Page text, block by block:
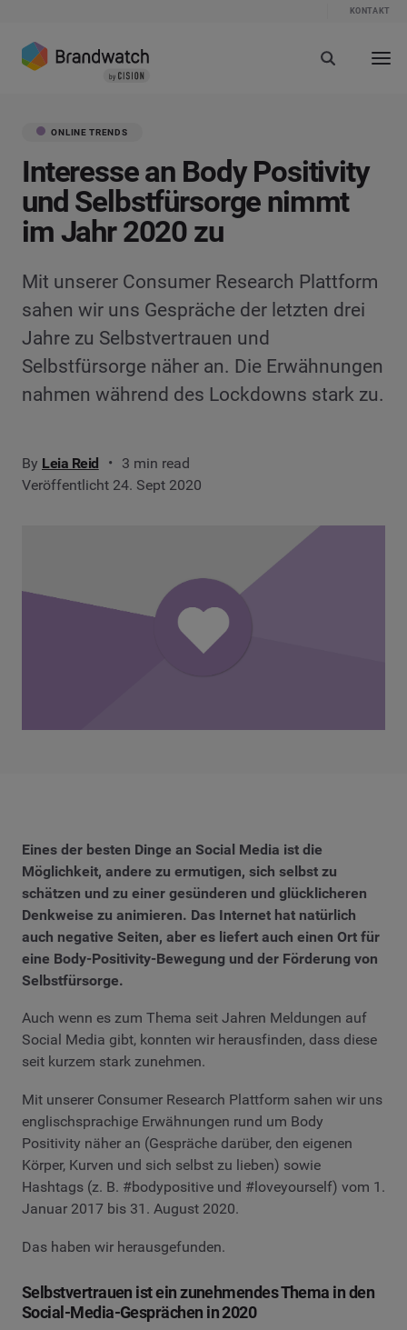
KONTAKT
ONLINE TRENDS
Interesse an Body Positivity
und Selbstfürsorge nimmt
im Jahr 2020 zu
Mit unserer Consumer Research Plattform
sahen wir uns Gespräche der letzten drei
Jahre zu Selbstvertrauen und
Selbstfürsorge näher an. Die Erwähnungen
nahmen während des Lockdowns stark zu.
By Leia Reid
3 min read
Veröffentlicht 24. Sept 2020
Eines der besten Dinge an Social Media ist die
Möglichkeit, andere zu ermutigen, sich selbst zu
schätzen und zu einer gesünderen und glücklicheren
Denkweise zu animieren. Das Internet hat natürlich
auch negative Seiten, aber es liefert auch einen Ort für
eine Body-Positivity-Bewegung und der Förderung von
Selbstfürsorge.
Auch wenn es zum Thema seit Jahren Meldungen auf
Social Media gibt, konnten wir herausfinden, dass diese
seit kurzem stark zunehmen.
Mit unserer Consumer Research Plattform sahen wir uns
englischsprachige Erwähnungen rund um Body
Positivity näher an (Gespräche darüber, den eigenen
Körper, Kurven und sich selbst zu lieben) sowie
Hashtags (z. B. #bodypositive und #loveyourself) vom 1.
Januar 2017 bis 31. August 2020.
Das haben wir herausgefunden.
Selbstvertrauen ist ein zunehmendes Thema in den
Social-Media-Gesprächen in 2020